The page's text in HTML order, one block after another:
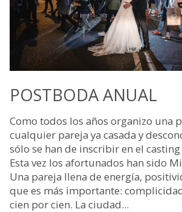
POSTBODA ANUAL
Como todos los años organizo una
cualquier pareja ya casada y
sólo se han de inscribir en el
Esta vez los afortunados han sido
Una pareja llena de energía,
que es más importante:
cien por cien. La ciudad...